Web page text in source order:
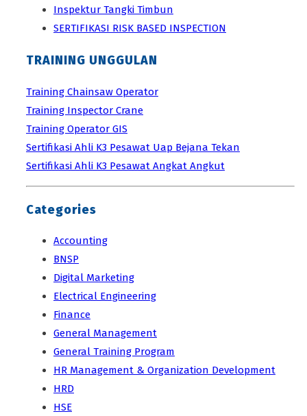
Inspektur Tangki Timbun
SERTIFIKASI RISK BASED INSPECTION
TRAINING UNGGULAN
Training Chainsaw Operator
Training Inspector Crane
Training Operator GIS
Sertifikasi Ahli K3 Pesawat Uap Bejana Tekan
Sertifikasi Ahli K3 Pesawat Angkat Angkut
Categories
Accounting
BNSP
Digital Marketing
Electrical Engineering
Finance
General Management
General Training Program
HR Management & Organization Development
HRD
HSE